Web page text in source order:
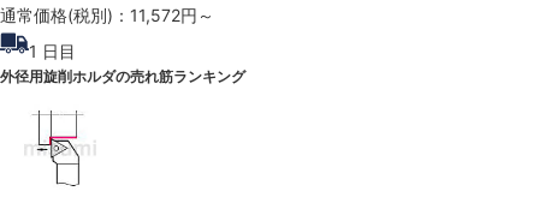
通常価格(税別)： 11,572円 ～
1 日目
外径用旋削ホルダの売れ筋ランキング